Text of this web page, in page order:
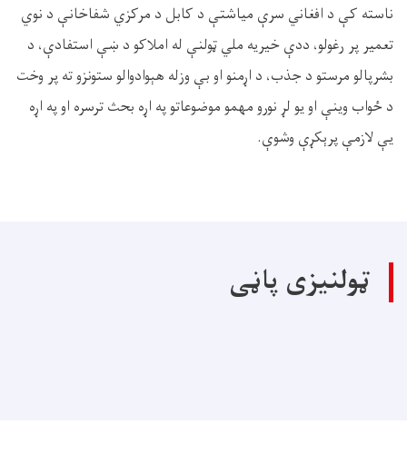
ناسته کې د افغاني سرې مياشتې د کابل د مرکزي شفاخانې د نوي
تعمير پر رغولو، ددې خيريه ملي ټولنې له املاکو د ښې استفادې، د
بشرپالو مرستو د جذب، د اړمنو او بې وزله هېوادوالو ستونزو ته پر وخت
د ځواب وينې او يو لړ نورو مهمو موضوعاتو په اړه بحث ترسره او په اړه
يې لازمې پرېکړې وشوې.
ټولنیزی پاڼی